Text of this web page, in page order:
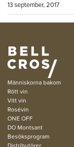
13 september, 2017
Människorna bakom
Rött vin
Vitt vin
Rosévin
ONE OFF
DO Montsant
Besöksprogram
Distributörer